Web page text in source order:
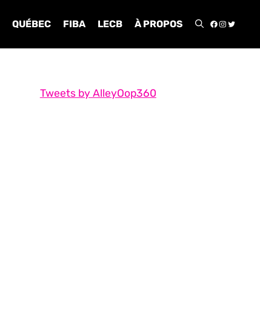
QUÉBEC FIBA LECB À PROPOS
Tweets by AlleyOop360